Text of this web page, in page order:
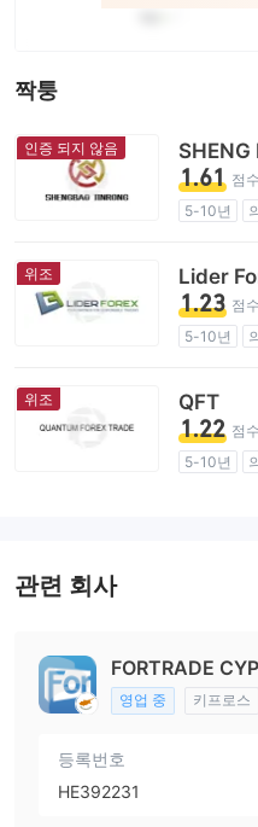
짝퉁
인증 되지 않음 SHENG
1.61 점수
5-10년
위조
Lider
1.23 점수
5-10년
잠재적 위
위조 QFT
1.22 점수
5-10년
관련 회사
FORTRADE
영업 중 키프로스
등록번호
HE392231